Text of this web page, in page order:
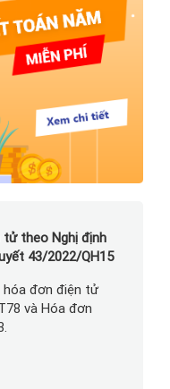
theo Nghị định
43/2022/QH15
hóa đơn điện tử
và Hóa đơn